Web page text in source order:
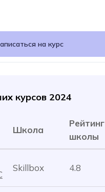
на курс
курсов 2024
Школа
Рейтинг
школы
Skillbox 4.8